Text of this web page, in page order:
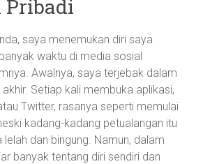
Pribadi
saya menemukan diri saya
waktu di media sosial
Awalnya, saya terjebak dalam
Setiap kali membuka aplikasi,
Twitter, rasanya seperti memulai
kadang-kadang petualangan itu
dan bingung. Namun, dalam
banyak tentang diri sendiri dan